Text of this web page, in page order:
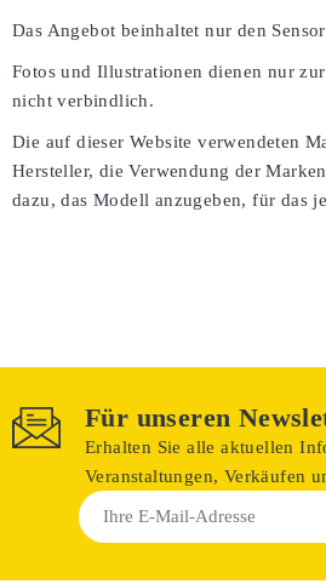
Das Angebot beinhaltet nur den
Fotos und Illustrationen dienen nur
nicht verbindlich.
Die auf dieser Website verwendeten
Hersteller, die Verwendung der
dazu, das Modell anzugeben, für das
Für unseren
Erhalten Sie alle aktuellen
Veranstaltungen, Verkäufen